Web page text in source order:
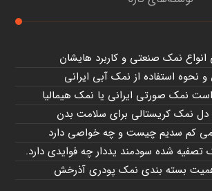
انواع نمک صنعتی و کاربرد هایشان
نحوه استفاده از نمک آبی ایرانی
است نمک صورتی ایرانی یا نمک هیمالیا
نمک کریستالی برای سلامت بدن
کم سدیم چیست و چه خواصی دارد
تصفیه شده سودمند یددار چه فوایدی دارد.
بسته بندی نمک پودری آذرخش